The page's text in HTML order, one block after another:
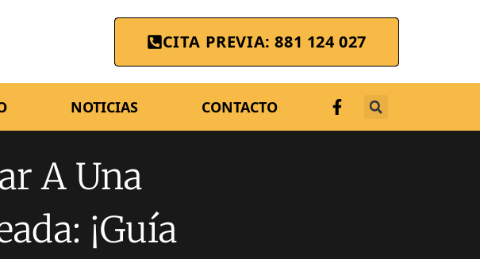
CITA PREVIA: 881 124 027
NOTICIAS CONTACTO
A Una
¡Guía